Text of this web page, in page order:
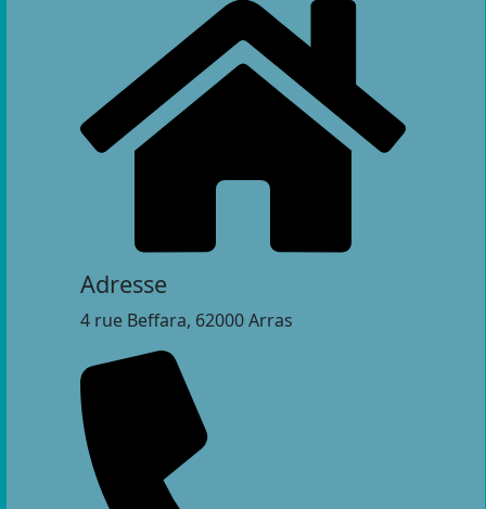
Adresse
4 rue Beffara, 62000 Arras